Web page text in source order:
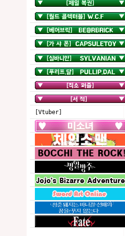
[Vtuber]